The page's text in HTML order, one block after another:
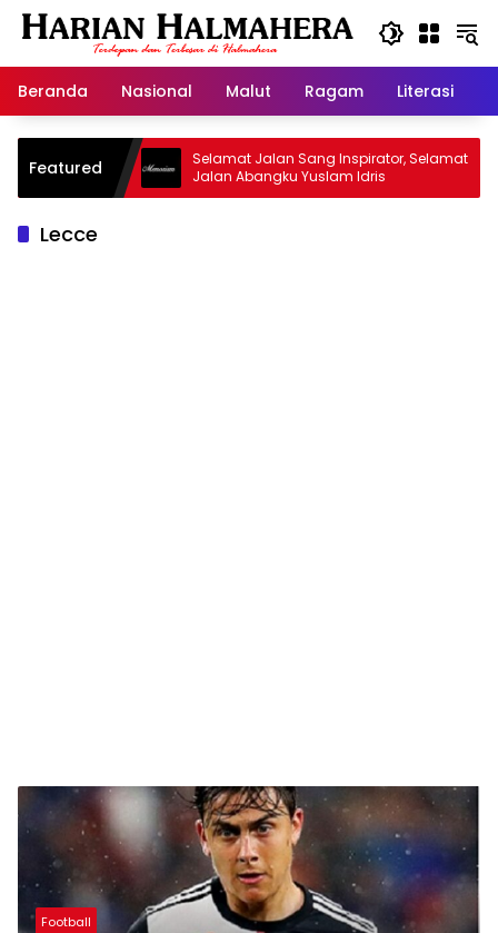
Langsung
Beranda
Nasional Malut Ragam Literasi
Featured
Warisan
Selamat Jalan Sang Inspirator, Selamat
Jalan Abangku Yuslam Idris
Lecce
Football